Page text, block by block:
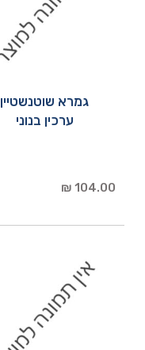
גמרא שוטנשטיין
ערכין בנוני
104.00 ₪